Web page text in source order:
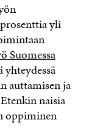
yli
Suomessa
auttamisen ja
naisia
oppiminen